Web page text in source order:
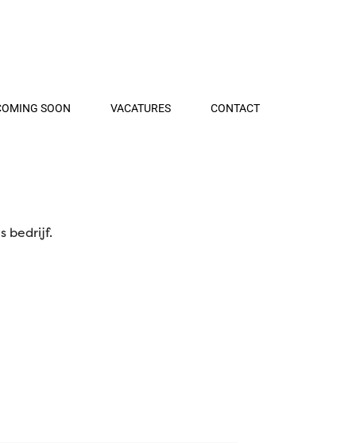
SOON VACATURES CONTACT
bedrijf.